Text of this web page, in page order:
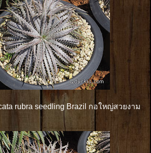
rubra seedling Brazil กอใหญ่สวยงาม